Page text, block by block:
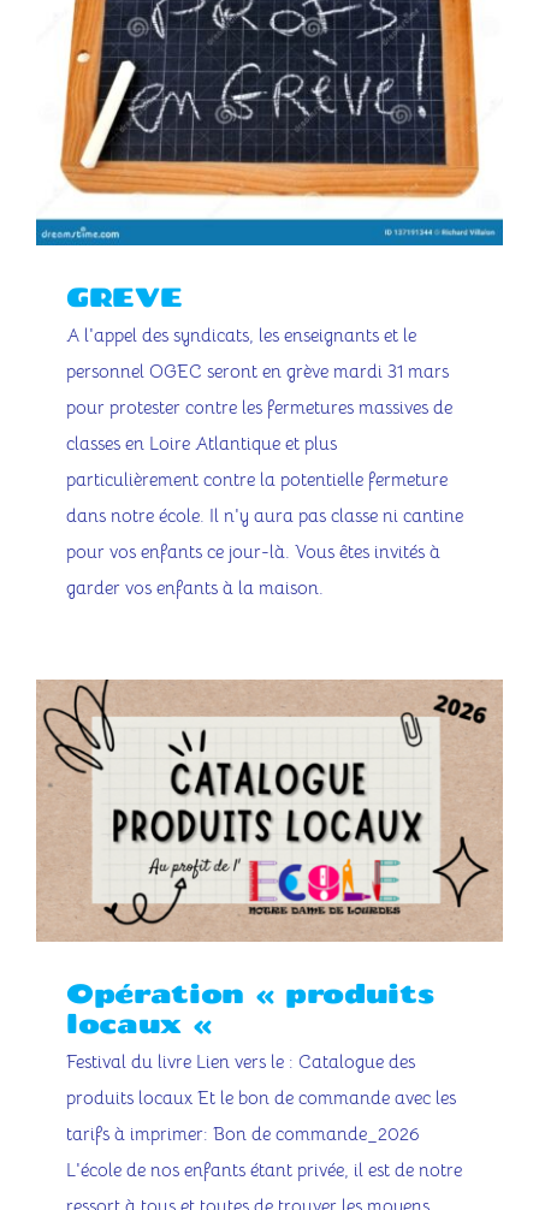
GREVE
A l'appel des syndicats, les enseignants et le
personnel OGEC seront en grève mardi 31 mars
pour protester contre les fermetures massives de
classes en Loire Atlantique et plus
particulièrement contre la potentielle fermeture
dans notre école. Il n'y aura pas classe ni cantine
pour vos enfants ce jour-là. Vous êtes invités à
garder vos enfants à la maison.
Opération « produits
locaux «
Festival du livre Lien vers le : Catalogue des
produits locaux Et le bon de commande avec les
tarifs à imprimer: Bon de commande_2026
L'école de nos enfants étant privée, il est de notre